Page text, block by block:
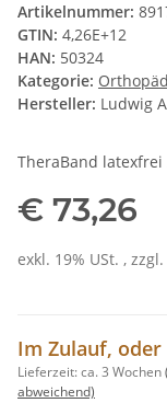
Artikelnummer:
GTIN: 4,26E+12
HAN: 50324
Kategorie:
Hersteller: Ludwig
TheraBand
€ 73,26
exkl. 19% USt. , zzgl.
Im Zulauf,
Lieferzeit:ca. 3 Wochen
abweichend)